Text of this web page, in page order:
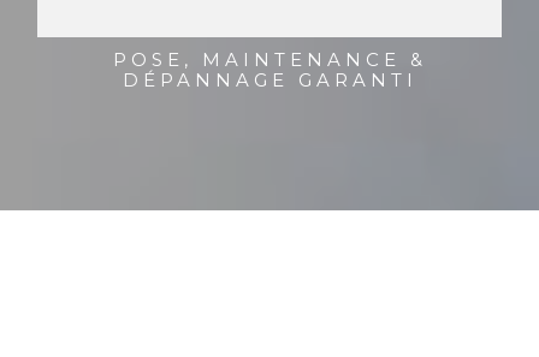
POSE, MAINTENANCE &
DÉPANNAGE GARANTI